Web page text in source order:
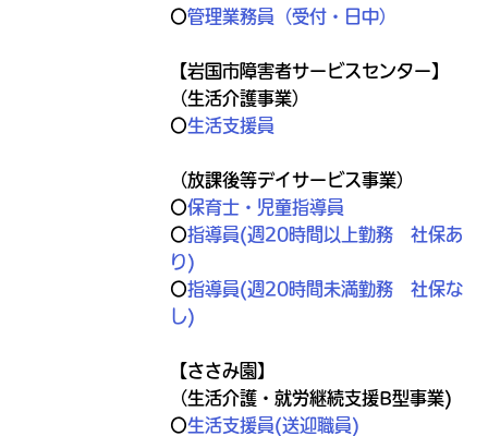
〇管理業務員（受付・日中）
【岩国市障害者サービスセンター】
（生活介護事業）
〇生活支援員
（放課後等デイサービス事業）
〇保育士・児童指導員
〇指導員(週20時間以上勤務 社保あ
り)
〇指導員(週20時間未満勤務 社保な
し)
【ささみ園】
（生活介護・就労継続支援B型事業)
〇生活支援員(送迎職員)